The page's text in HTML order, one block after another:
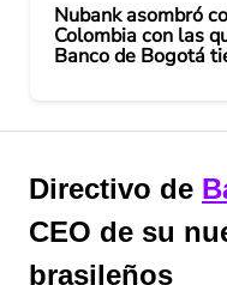
Nubank asombró
Colombia con las
Banco de Bogotá
Directivo de
CEO de su
brasileños